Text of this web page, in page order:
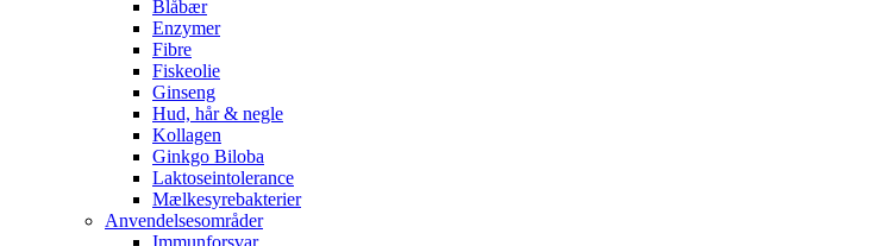
Blåbær
Enzymer
Fibre
Fiskeolie
Ginseng
Hud, hår & negle
Kollagen
Ginkgo Biloba
Laktoseintolerance
Mælkesyrebakterier
Anvendelsesområder
Immunforsvar